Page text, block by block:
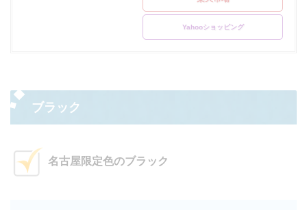
Yahooショッピング
ブラック
名古屋限定色のブラック